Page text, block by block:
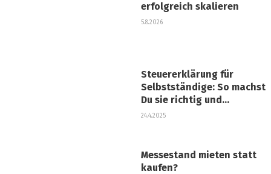
erfolgreich skalieren
5.8.2026
Steuererklärung für
Selbstständige: So machst
Du sie richtig und
stressfrei
24.4.2025
Messestand mieten statt
kaufen?